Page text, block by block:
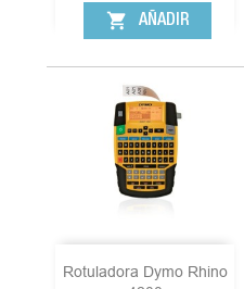
shopping_cart AÑADIR
Rotuladora Dymo Rhino